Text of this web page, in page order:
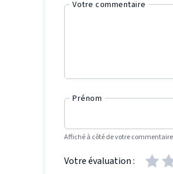
Votre commentaire
Prénom
Affiché à côté de votre
Votre évaluation :